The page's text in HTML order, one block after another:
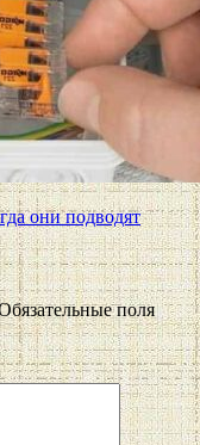
они подводят
поля